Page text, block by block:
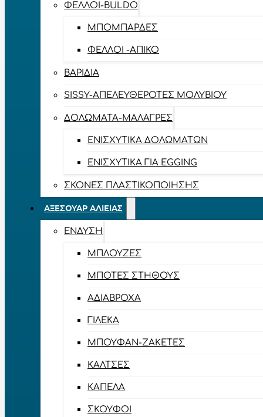
ΦΕΛΛΟΊ-BULDO
ΜΠΟΜΠΆΡΔΕΣ
ΦΕΛΛΟΊ -ΑΠΊΚΟ
ΒΑΡΊΔΙΑ
SISSY-ΑΠΕΛΕΥΘΕΡΟΤΈΣ ΜΟΛΥΒΙΟΎ
ΔΟΛΏΜΑΤΑ-ΜΑΛΆΓΡΕΣ
ΕΝΙΣΧΥΤΙΚΆ ΔΟΛΩΜΆΤΩΝ
ΕΝΙΣΧΥΤΙΚΆ ΓΙΑ EGGING
ΣΚΌΝΕΣ ΠΛΑΣΤΙΚΟΠΟΊΗΣΗΣ
ΑΞΕΣΟΥΆΡ ΑΛΙΕΊΑΣ
ΈΝΔΥΣΗ
ΜΠΛΟΎΖΕΣ
ΜΠΌΤΕΣ ΣΤΉΘΟΥΣ
ΑΔΙΆΒΡΟΧΑ
ΓΙΛΈΚΑ
ΜΠΟΥΦΆΝ-ΖΑΚΈΤΕΣ
ΚΆΛΤΣΕΣ
ΚΑΠΈΛΑ
ΣΚΟΎΦΟΙ